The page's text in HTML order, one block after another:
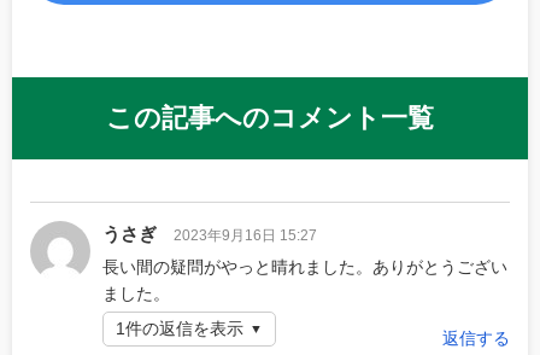
この記事へのコメント一覧
うさぎ 2023年9月16日 15:27
長い間の疑問がやっと晴れました。ありがとうござい
ました。
返信する
1件の返信を表示